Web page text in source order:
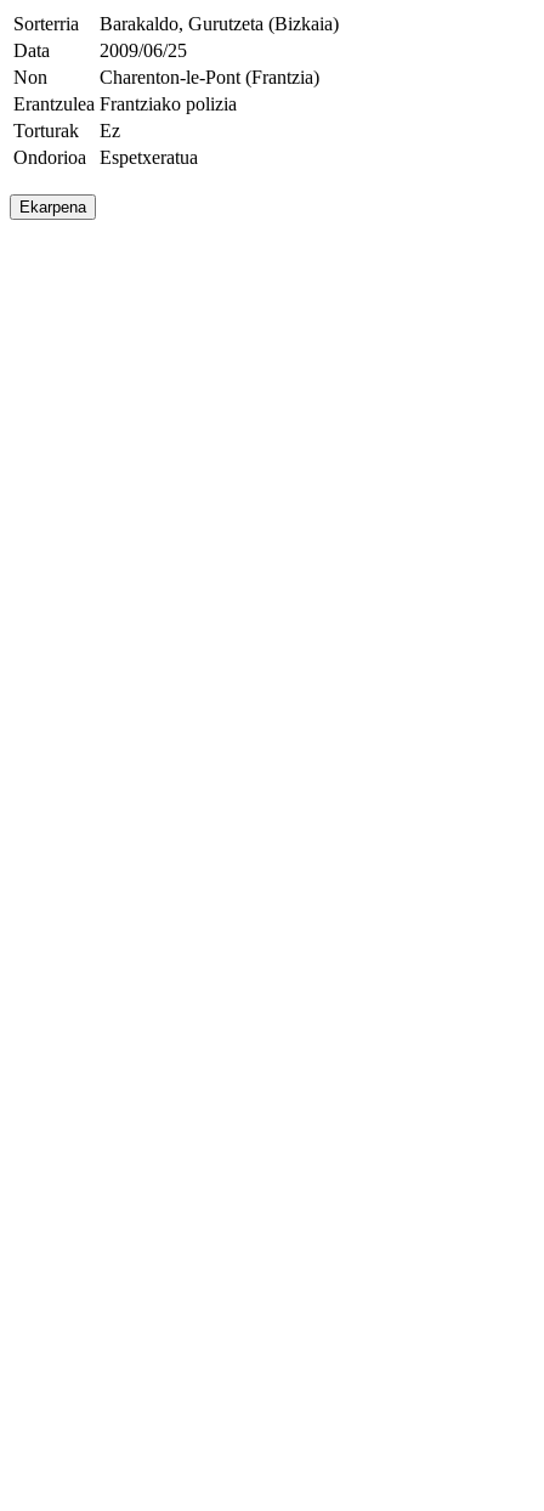
Sorterria
Barakaldo, Gurutzeta (Bizkaia)
Data
2009/06/25
Non
Charenton-le-Pont (Frantzia)
Erantzulea Frantziako polizia
Torturak
Ez
Ondorioa
Espetxeratua